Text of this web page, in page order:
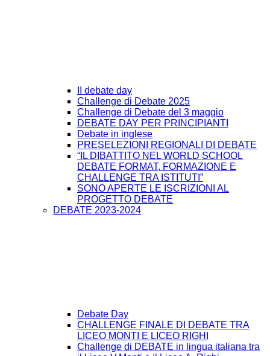
II debate day
Challenge di Debate 2025
Challenge di Debate del 3 maggio
DEBATE DAY PER PRINCIPIANTI
Debate in inglese
PRESELEZIONI REGIONALI DI DEBATE
“IL DIBATTITO NEL WORLD SCHOOL
DEBATE FORMAT, FORMAZIONE E
CHALLENGE TRA ISTITUTI”
SONO APERTE LE ISCRIZIONI AL
PROGETTO DEBATE
DEBATE 2023-2024
Debate Day
CHALLENGE FINALE DI DEBATE TRA
LICEO MONTI E LICEO RIGHI
Challenge di DEBATE in lingua italiana tra